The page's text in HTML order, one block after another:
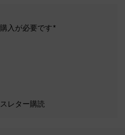
入が必要です*
レター購読